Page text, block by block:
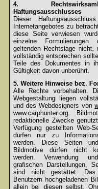
4.
Haftungsausschlusses
Dieser
Internetangebotes zu
diese Seite verwiesen
einzelne
geltenden Rechtslage
vollständig entsprechen
Teile des Dokumentes in
Gültigkeit davon unberührt.
5. Weitere Hinweise bez.
Alle Rechte vorbehalten.
Webgestaltung liegen
und des Webdesigners von
www.carphunter.org.
redaktionelle Zwecke
Verfügung gestellten Web-
dürfen nur zu
werden. Diese Seiten
Bildmotive dürfen nicht
werden. Verwendung
grafischen Darstellungen,
sind nicht gestattet.
Benutzern hochgeladenen
allein bei diesen selbst.